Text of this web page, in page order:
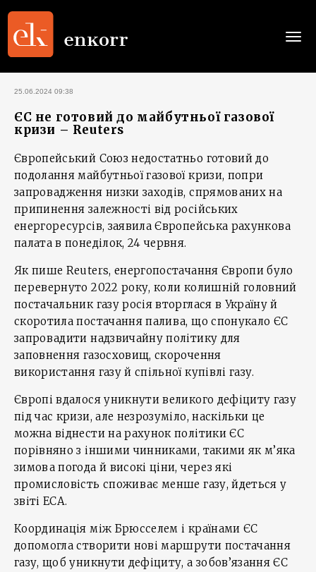
25.06.2024 09:38
ЄС не готовий до майбутньої газової
кризи – Reuters
Європейський Союз недостатньо готовий до
подолання майбутньої газової кризи, попри
запровадження низки заходів, спрямованих на
припинення залежності від російських
енергоресурсів, заявила Європейська рахункова
палата в понеділок, 24 червня.
Як пише Reuters, енергопостачання Європи було
перевернуто 2022 року, коли колишній головний
постачальник газу росія вторглася в Україну й
скоротила постачання палива, що спонукало ЄС
запровадити надзвичайну політику для
заповнення газосховищ, скорочення
використання газу й спільної купівлі газу.
Європі вдалося уникнути великого дефіциту газу
під час кризи, але незрозуміло, наскільки це
можна віднести на рахунок політики ЄС
порівняно з іншими чинниками, такими як м’яка
зимова погода й високі ціни, через які
промисловість споживає менше газу, йдеться у
звіті ECA.
Координація між Брюсселем і країнами ЄС
допомогла створити нові маршрути постачання
газу, щоб уникнути дефіциту, а зобов’язання ЄС